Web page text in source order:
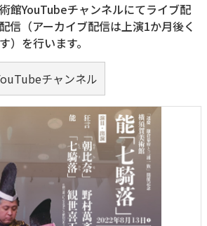
館YouTubeチャンネルにてライブ配
信（アーカイブ配信は上演1か月後く
）を行います。
チャンネル